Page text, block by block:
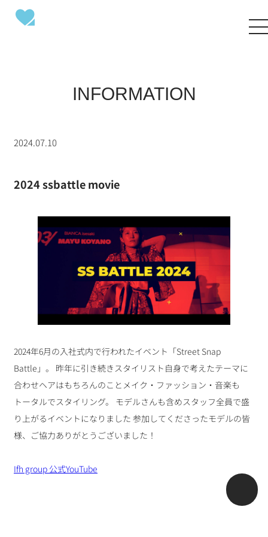
INFORMATION
2024.07.10
2024 ssbattle movie
2024年6月の入社式内で行われたイベント「Street Snap
Battle」。 昨年に引き続きスタイリスト自身で考えたテーマに
合わせヘアはもちろんのことメイク・ファッション・音楽も
トータルでスタイリング。 モデルさんも含めスタッフ全員で盛
り上がるイベントになりました 参加してくださったモデルの皆
様、ご協力ありがとうございました！
Ifh group 公式YouTube